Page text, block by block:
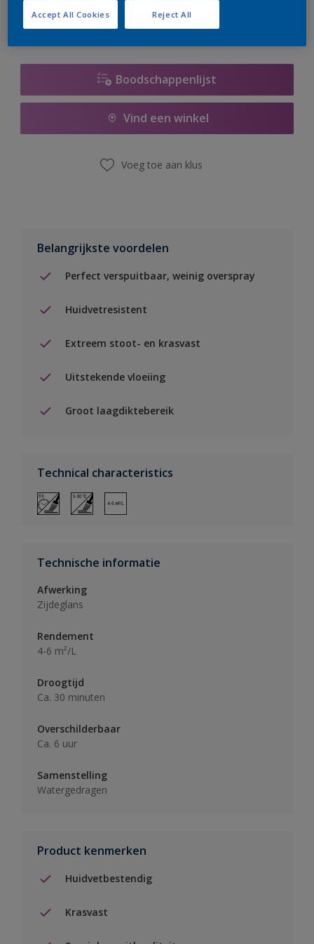
Boodschappenlijst
Vind een winkel
Voeg toe aan klus
Belangrijkste voordelen
Perfect verspuitbaar, weinig overspray
Huidvetresistent
Extreem stoot- en krasvast
Uitstekende vloeiing
Groot laagdiktebereik
Technical characteristics
Technische informatie
Afwerking
Zijdeglans
Rendement
4-6 m²/L
Droogtijd
Ca. 30 minuten
Overschilderbaar
Ca. 6 uur
Samenstelling
Watergedragen
Product kenmerken
Huidvetbestendig
Krasvast
Reject All
Accept All Cookies